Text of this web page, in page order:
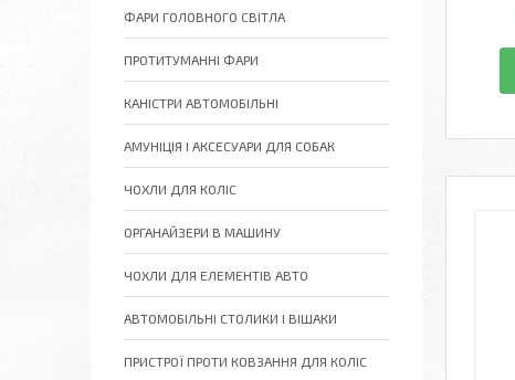
ФАРИ ГОЛОВНОГО СВІТЛА
ПРОТИТУМАННІ ФАРИ
КАНІСТРИ АВТОМОБІЛЬНІ
АМУНІЦІЯ І АКСЕСУАРИ ДЛЯ СОБАК
ЧОХЛИ ДЛЯ КОЛІС
ОРГАНАЙЗЕРИ В МАШИНУ
ЧОХЛИ ДЛЯ ЕЛЕМЕНТІВ АВТО
АВТОМОБІЛЬНІ СТОЛИКИ І ВІШАКИ
ПРИСТРОЇ ПРОТИ КОВЗАННЯ ДЛЯ КОЛІС